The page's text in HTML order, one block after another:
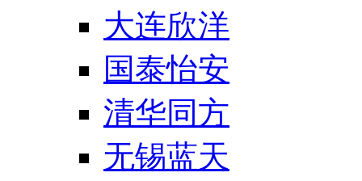
大连欣洋
国泰怡安
清华同方
无锡蓝天